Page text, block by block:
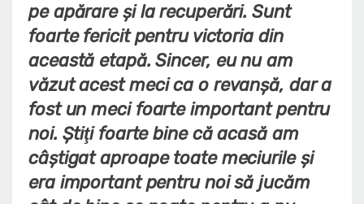
pe apărare şi la recuperări. Sunt
foarte fericit pentru victoria din
această etapă. Sincer, eu nu am
văzut acest meci ca o revanşă, dar a
fost un meci foarte important pentru
noi. Ştiţi foarte bine că acasă am
câştigat aproape toate meciurile şi
era important pentru noi să jucăm